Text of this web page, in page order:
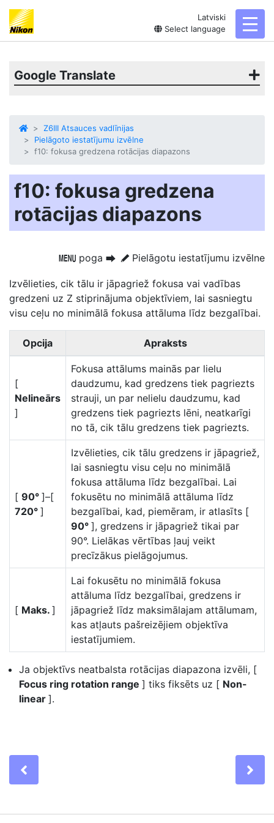
Latviski
Select language
Google Translate
Z6III Atsauces vadlīnijas
Pielāgoto iestatījumu izvēlne
f10: fokusa gredzena rotācijas diapazons
f10: fokusa gredzena
rotācijas diapazons
G poga U A Pielāgotu iestatījumu izvēlne
Izvēlieties, cik tālu ir jāpagriež fokusa vai vadības
gredzeni uz Z stiprinājuma objektīviem, lai sasniegtu
visu ceļu no minimālā fokusa attāluma līdz bezgalībai.
Opcija Apraksts
[
Nelineārs
]
Fokusa attālums mainās par lielu
daudzumu, kad gredzens tiek pagriezts
strauji, un par nelielu daudzumu, kad
gredzens tiek pagriezts lēni, neatkarīgi
no tā, cik tālu gredzens tiek pagriezts.
[ 90° ]–[
720° ]
Izvēlieties, cik tālu gredzens ir jāpagriež,
lai sasniegtu visu ceļu no minimālā
fokusa attāluma līdz bezgalībai. Lai
fokusētu no minimālā attāluma līdz
bezgalībai, kad, piemēram, ir atlasīts [
90° ], gredzens ir jāpagriež tikai par
90°. Lielākas vērtības ļauj veikt
precīzākus pielāgojumus.
[ Maks. ]
Lai fokusētu no minimālā fokusa
attāluma līdz bezgalībai, gredzens ir
jāpagriež līdz maksimālajam attālumam,
kas atļauts pašreizējiem objektīva
iestatījumiem.
Ja objektīvs neatbalsta rotācijas diapazona izvēli, [
Focus ring rotation range ] tiks fiksēts uz [ Non-
linear ].